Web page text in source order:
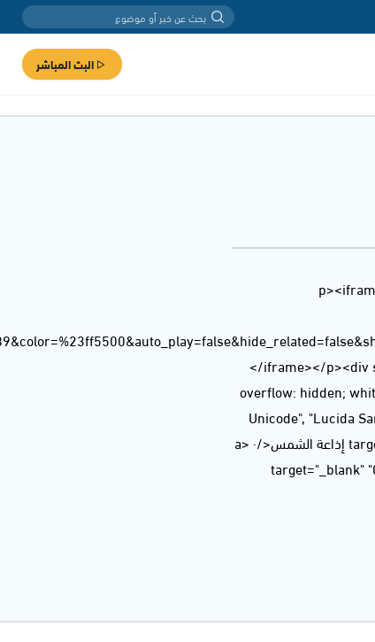
البث المباشر
</iframe></p><div
overflow: hidden;
Unicode", "Lucida
title="Ashams Radio إذاعة الشمس" target="_blank" style="color: rgb(204, 204, 204);">Ashams Radio إذاعة الشمس</a> ·
<a href="https://soundcloud.com/ashamsradio/02072020a-1" title="سيلفي - 02.07.2020" target="_blank"